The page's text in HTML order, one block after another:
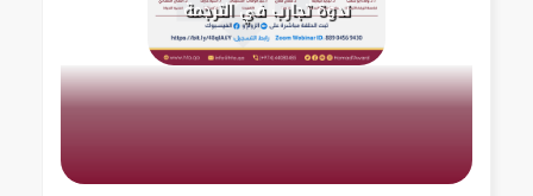
ندوة تجارب في الترجمة